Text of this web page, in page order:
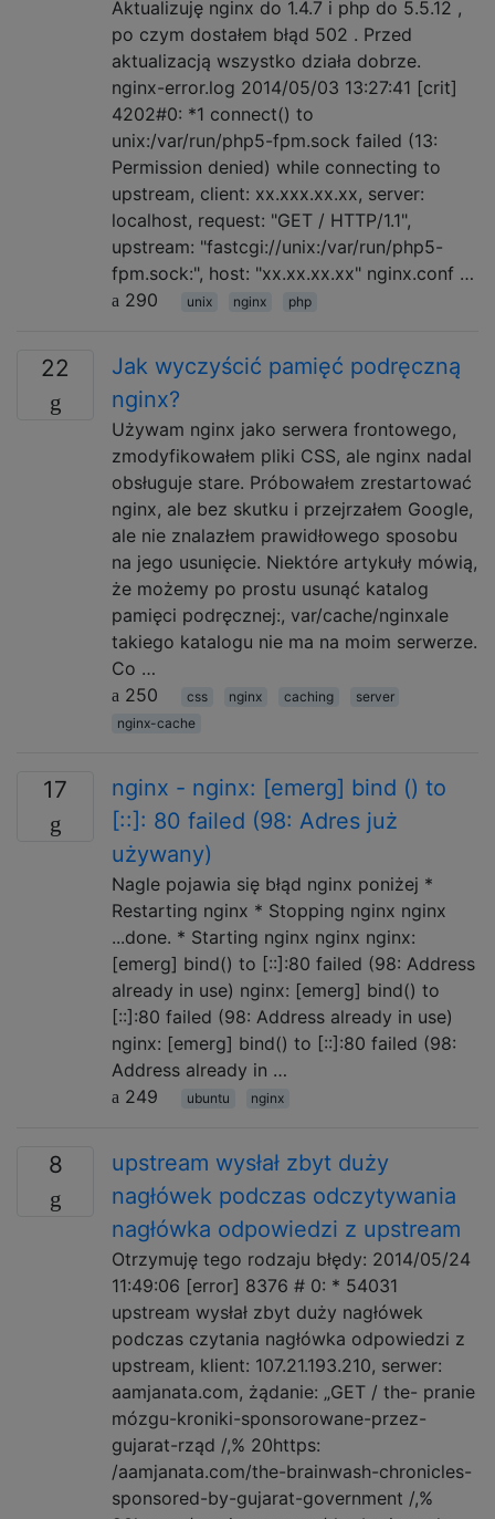
Aktualizuję nginx do 1.4.7 i php do 5.5.12 ,
po czym dostałem błąd 502 . Przed
aktualizacją wszystko działa dobrze.
nginx-error.log 2014/05/03 13:27:41 [crit]
4202#0: *1 connect() to
unix:/var/run/php5-fpm.sock failed (13:
Permission denied) while connecting to
upstream, client: xx.xxx.xx.xx, server:
localhost, request: "GET / HTTP/1.1",
upstream: "fastcgi://unix:/var/run/php5-
fpm.sock:", host: "xx.xx.xx.xx" nginx.conf …
290
unix nginx php
22
Jak wyczyścić pamięć podręczną
nginx?
Używam nginx jako serwera frontowego,
zmodyfikowałem pliki CSS, ale nginx nadal
obsługuje stare. Próbowałem zrestartować
nginx, ale bez skutku i przejrzałem Google,
ale nie znalazłem prawidłowego sposobu
na jego usunięcie. Niektóre artykuły mówią,
że możemy po prostu usunąć katalog
pamięci podręcznej:, var/cache/nginxale
takiego katalogu nie ma na moim serwerze.
Co …
250
css nginx caching
server
nginx-cache
17
nginx - nginx: [emerg] bind () to
[::]: 80 failed (98: Adres już
używany)
Nagle pojawia się błąd nginx poniżej *
Restarting nginx * Stopping nginx nginx
...done. * Starting nginx nginx nginx:
[emerg] bind() to [::]:80 failed (98: Address
already in use) nginx: [emerg] bind() to
[::]:80 failed (98: Address already in use)
nginx: [emerg] bind() to [::]:80 failed (98:
Address already in …
249
ubuntu nginx
8
upstream wysłał zbyt duży
nagłówek podczas odczytywania
nagłówka odpowiedzi z upstream
Otrzymuję tego rodzaju błędy: 2014/05/24
11:49:06 [error] 8376 # 0: * 54031
upstream wysłał zbyt duży nagłówek
podczas czytania nagłówka odpowiedzi z
upstream, klient: 107.21.193.210, serwer:
aamjanata.com, żądanie: „GET / the- pranie
mózgu-kroniki-sponsorowane-przez-
gujarat-rząd /,% 20https:
/aamjanata.com/the-brainwash-chronicles-
sponsored-by-gujarat-government /,%